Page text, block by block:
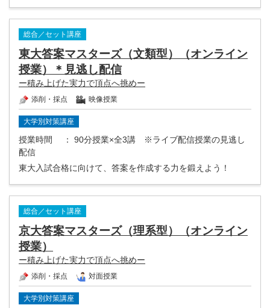
総合／セット講座
東大答案マスターズ（文類型）（オンライン
授業）＊見逃し配信
ー積み上げた実力で頂点へ挑めー
添削・採点 映像授業
大学別対策講座
授業時間
： 90分授業×全3講 ※ライブ配信授業の見逃し
配信
東大入試合格に向けて、答案を作成する力を鍛えよう！
総合／セット講座
京大答案マスターズ（理系型）（オンライン
授業）
ー積み上げた実力で頂点へ挑めー
添削・採点 対面授業
大学別対策講座